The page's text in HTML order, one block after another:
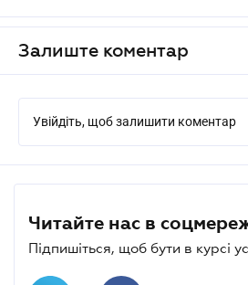
Залиште коментар
Увійдіть, щоб залишити коментар
Читайте нас в
Підпишіться, щоб бути в курсі